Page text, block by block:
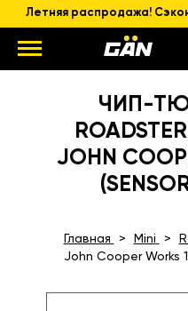
Летняя распродажа!
ЧИП-
JOHN
Главная Mini
John Cooper Works